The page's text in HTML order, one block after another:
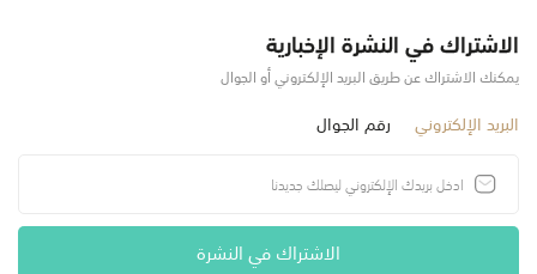
الاشتراك في النشرة الإخبارية
يمكنك الاشتراك عن طريق البريد الإلكتروني أو الجوال
البريد الإلكتروني رقم الجوال
الاشتراك في النشرة